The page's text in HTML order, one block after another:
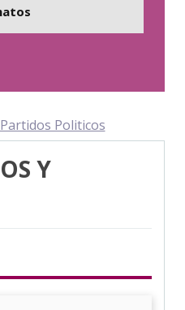
Politicos
Y